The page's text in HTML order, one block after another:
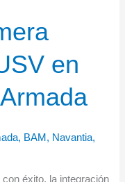
en
, BAM , Navantia,
éxito, la integración